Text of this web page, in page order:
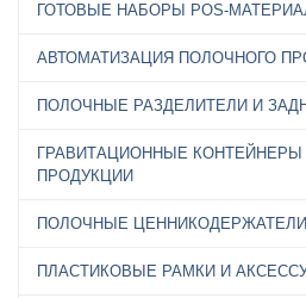
ГОТОВЫЕ НАБОРЫ POS-
АВТОМАТИЗАЦИЯ ПОЛОЧНОГО
ПОЛОЧНЫЕ РАЗДЕЛИТЕЛИ И
ГРАВИТАЦИОННЫЕ КОНТЕЙНЕРЫ
ПРОДУКЦИИ
ПОЛОЧНЫЕ ЦЕННИКОДЕРЖАТЕЛИ
ПЛАСТИКОВЫЕ РАМКИ И